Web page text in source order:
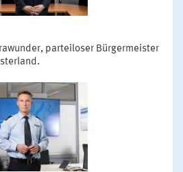
parteiloser Bürgermeister